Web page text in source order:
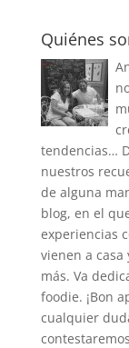
Quiénes
tendencias…
nuestros
de alguna
blog, en el
experiencias
vienen a
más. Va
foodie. ¡Bon
cualquier